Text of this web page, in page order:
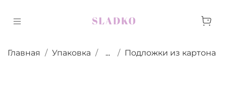
Главная Упаковка ... Подложки из картона